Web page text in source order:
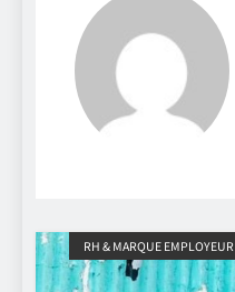
RH & MARQUE EMPLOYEUR